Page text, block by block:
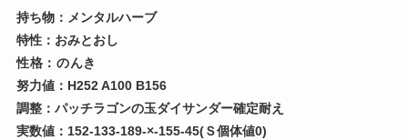
持ち物：メンタルハーブ
特性：おみとおし
性格：のんき
努力値：H252 A100 B156
調整：パッチラゴンの玉ダイサンダー確定耐え
実数値：152-133-189-×-155-45(Ｓ個体値0)